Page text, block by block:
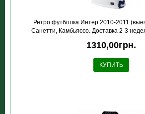
Ретро футболка Интер 2010-2011
Санетти, Камбьяссо. Доставка 2-3
1310,00грн.
КУПИТЬ